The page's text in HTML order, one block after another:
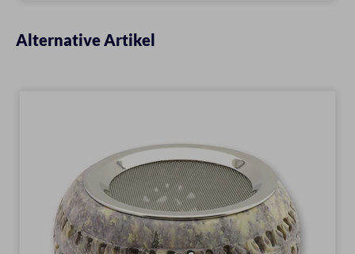
Alternative Artikel